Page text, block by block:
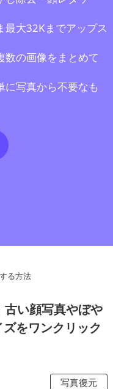
最大32Kまでアップス
数の画像をまとめて
に写真から不要なも
る方法
い顔写真やぼや
をワンクリック
写真復元